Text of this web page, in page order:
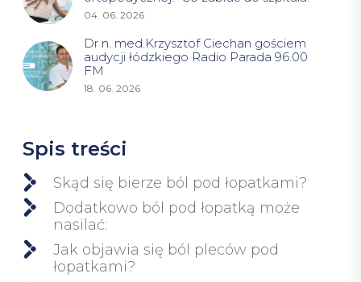
04. 06. 2026
Dr n. med.Krzysztof Ciechan gościem
audycji łódzkiego Radio Parada 96.00
FM
18. 06. 2026
Spis treści
Skąd się bierze ból pod łopatkami?
Dodatkowo ból pod łopatką może
nasilać:
Jak objawia się ból pleców pod
łopatkami?